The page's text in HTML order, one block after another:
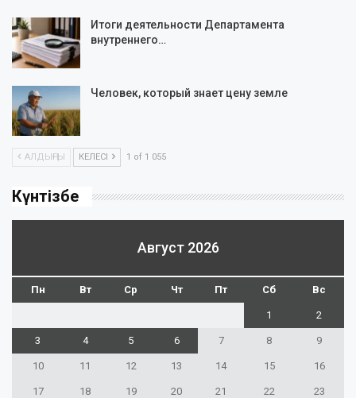
Итоги деятельности Департамента
внутреннего…
Человек, который знает цену земле
АЛДЫҢҒЫ КЕЛЕСІ 1 of 1 055
Күнтізбе
Август 2026
Пн Вт Ср Чт Пт Сб Вс
1 2
3 4 5 6 7 8 9
10 11 12 13 14 15 16
17 18 19 20 21 22 23